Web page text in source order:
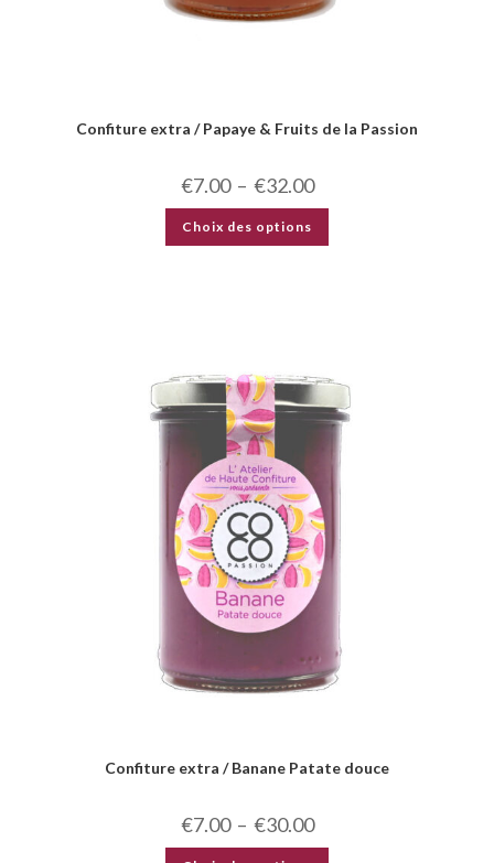
Confiture extra / Papaye & Fruits de la Passion
€7.00 – €32.00
Choix des options
Confiture extra / Banane Patate douce
€7.00 – €30.00